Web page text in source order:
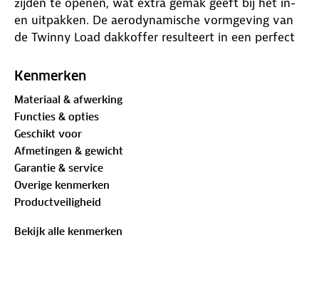
en uitpakken. De aerodynamische vormgeving van
de Twinny Load dakkoffer resulteert in een perfect
wordt beïnvloed. Verder wordt de dakkoffer
kras- en UV bescherming. De Twinny Load dakkoffer
NXT 530 koppelt kwaliteit aan functionaliteit, en is
om die reden voor iedere gebruiker een perfecte
aankoop.
Specificaties
• Inhoud: 530 Liter
• Max belastbaar: 75 kg
• Spanbanden: 2
Kenmerken
Materiaal & afwerking
Functies & opties
Geschikt voor
Afmetingen & gewicht
Garantie & service
Overige kenmerken
Productveiligheid
Bekijk alle kenmerken